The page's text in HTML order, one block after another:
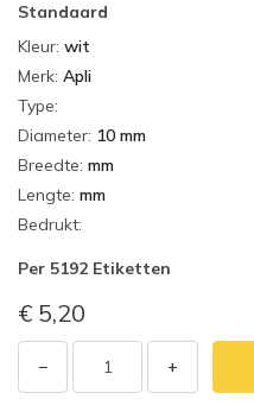
Standaard
Kleur: wit
Merk: Apli
Type:
Diameter: 10 mm
Breedte: mm
Lengte: mm
Bedrukt:
Per 5192 Etiketten
€ 5,20
− +